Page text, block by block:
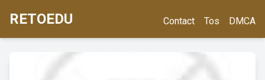
RETOEDU Contact Tos DMCA